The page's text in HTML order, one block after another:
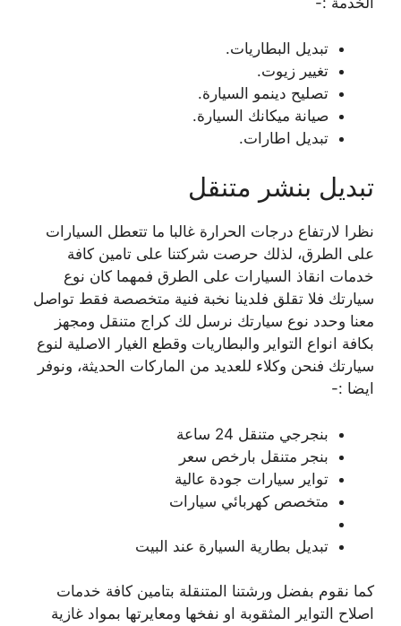
تبديل البطاريات.
تغيير زيوت.
تصليح دينمو السيارة.
صيانة ميكانك السيارة.
تبديل اطارات.
تبديل بنشر متنقل
نظرا لارتفاع درجات الحرارة غالبا ما تتعطل السيارات
على الطرق، لذلك حرصت شركتنا على تامين كافة
خدمات انقاذ السيارات على الطرق فمهما كان نوع
سيارتك فلا تقلق فلدينا نخبة فنية متخصصة فقط تواصل
معنا وحدد نوع سيارتك نرسل لك كراج متنقل ومجهز
بكافة انواع التواير والبطاريات وقطع الغيار الاصلية لنوع
سيارتك فنحن وكلاء للعديد من الماركات الحديثة، ونوفر
ايضا :-
بنجرجي متنقل 24 ساعة
بنجر متنقل بارخص سعر
تواير سيارات جودة عالية
متخصص كهربائي سيارات
تبديل بطارية السيارة عند البيت
كما نقوم بفضل ورشتنا المتنقلة بتامين كافة خدمات
اصلاح التواير المثقوبة او نفخها ومعايرتها بمواد غازية